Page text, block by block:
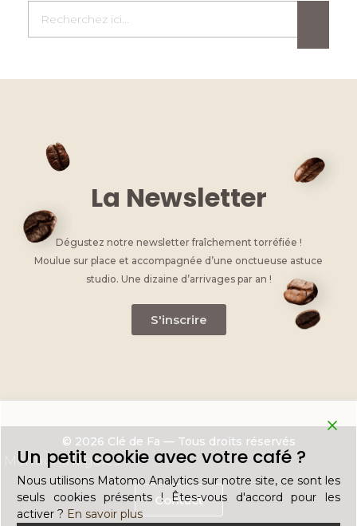
La Newsletter
Dégustez notre newsletter fraîchement torréfiée !
Moulue sur place et accompagnée d’une onctueuse astuce
studio. Une dizaine d’arrivages par an !
S'inscrire
© 2026 Clé de Fa — Tous droits réservés
Mentions légales
Contact
Un petit cookie avec votre café ?
Nous utilisons Matomo Analytics sur notre site, ce sont les
seuls cookies présents ! Êtes-vous d'accord pour les
activer ? En savoir plus